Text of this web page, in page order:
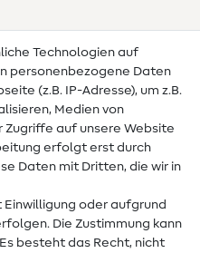
Technologien auf
personenbezogene Daten
(z.B. IP-Adresse), um z.B.
Medien von
auf unsere Website
erfolgt erst durch
Daten mit Dritten, die wir in
oder aufgrund
Die Zustimmung kann
besteht das Recht, nicht